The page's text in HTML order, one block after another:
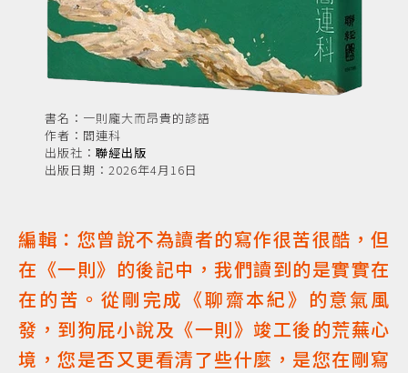
書名：一則龐大而昂貴的諺語
作者：閻連科
出版社： 聯經出版
出版日期：2026年4月16日
編輯：您曾說不為讀者的寫作很苦很酷，但
在《一則》的後記中，我們讀到的是實實在
在的苦。從剛完成《聊齋本紀》的意氣風
發，到狗屁小說及《一則》竣工後的荒蕪心
境，您是否又更看清了些什麼，是您在剛寫